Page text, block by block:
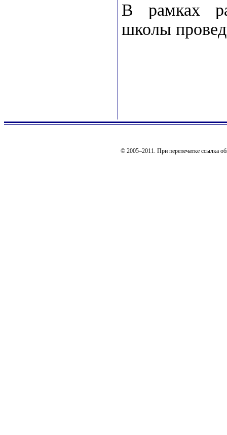
В рамках
школы
© 2005–2011. При перепечатке ссылка